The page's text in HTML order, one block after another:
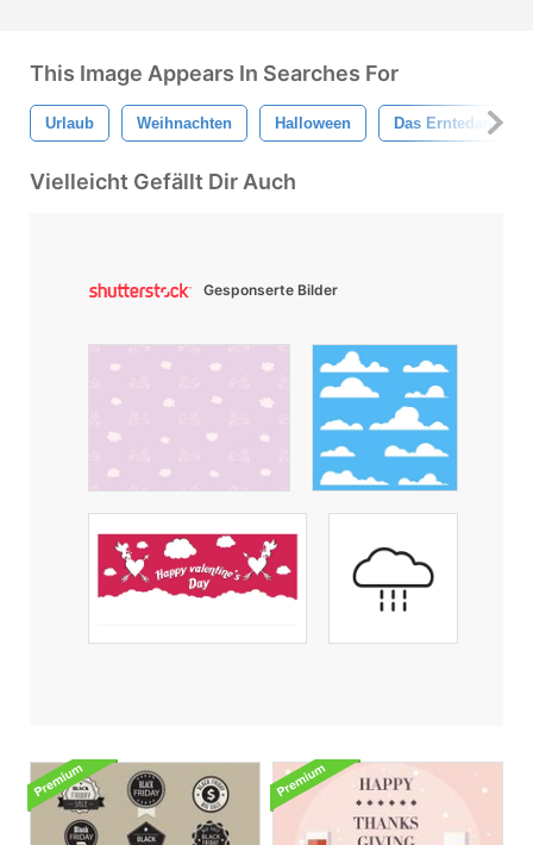
This Image Appears In Searches For
Urlaub Weihnachten Halloween Das Erntedankfest
Vielleicht Gefällt Dir Auch
Gesponserte Bilder